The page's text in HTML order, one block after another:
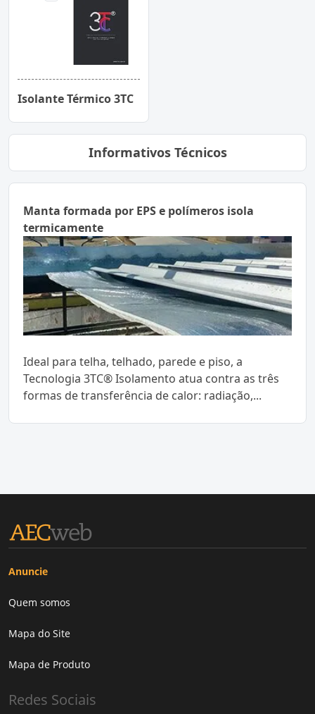
Isolante Térmico 3TC
Informativos Técnicos
Manta formada por EPS e polímeros isola
termicamente
Ideal para telha, telhado, parede e piso, a
Tecnologia 3TC® Isolamento atua contra as três
formas de transferência de calor: radiação,...
Anuncie
Quem somos
Mapa do Site
Mapa de Produto
Redes Sociais